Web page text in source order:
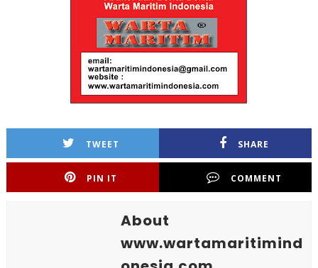
TWEET SHARE
PIN IT COMMENT
About
www.wartamaritimind